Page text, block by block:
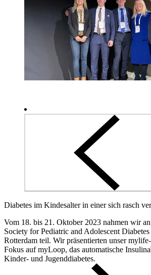
Diabetes im Kindesalter in einer sich rasch
Vom 18. bis 21. Oktober 2023 nahmen wir
Society for Pediatric and Adolescent
Rotterdam teil. Wir präsentierten unser
Fokus auf myLoop, das automatische
Kinder- und Jugenddiabetes.